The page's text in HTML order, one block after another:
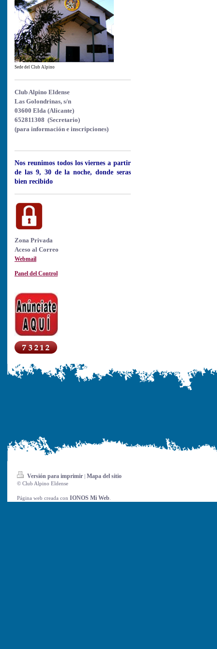
Sede del Club Alpino
Club Alpino Eldense
Las Golondrinas, s/n
03600 Elda (Alicante)
652811308 (Secretario)
(para información e inscripciones)
Nos reunimos todos los viernes a partir
de las 9, 30 de la noche, donde seras
bien recibido
Zona Privada
Aceso al Correo
Webmail
Panel del Control
Versión para imprimir | Mapa del sitio
© Club Alpino Eldense
Página web creada con IONOS Mi Web